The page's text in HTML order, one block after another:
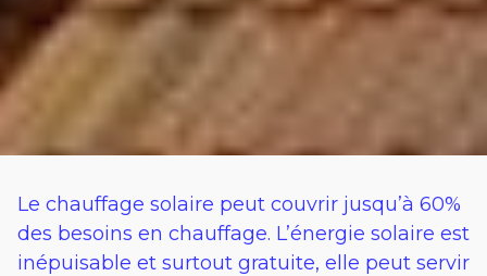
Le chauffage solaire peut couvrir jusqu’à 60%
des besoins en chauffage. L’énergie solaire est
inépuisable et surtout gratuite, elle peut servir